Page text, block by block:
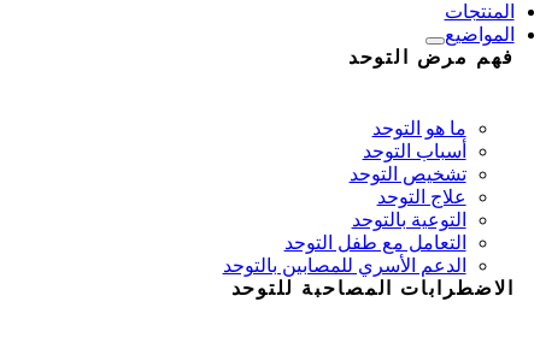
المنتجات
المواضيع
فهم مرض التوحد
ما هو التوحد
أسباب التوحد
تشخيص التوحد
علاج التوحد
التوعية بالتوحد
التعامل مع طفل التوحد
الدعم الأسري للمصابين بالتوحد
الاضطرابات المصاحبة للتوحد